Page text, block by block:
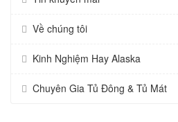
Về chúng tôi
Kinh Nghiệm Hay Alaska
Chuyên Gia Tủ Đông & Tủ Mát